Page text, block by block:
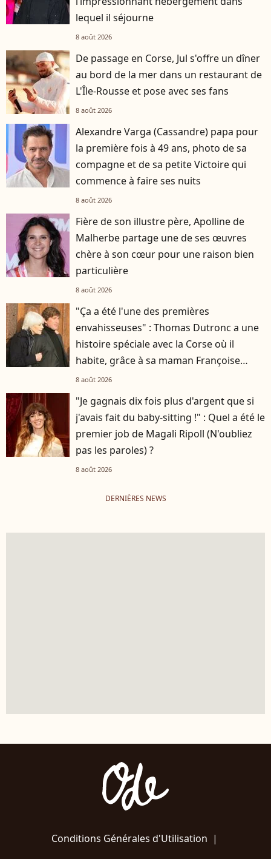
lequel il séjourne
8 août 2026
De passage en Corse, Jul s'offre un dîner
au bord de la mer dans un restaurant de
L'Île-Rousse et pose avec ses fans
8 août 2026
Alexandre Varga (Cassandre) papa pour
la première fois à 49 ans, photo de sa
compagne et de sa petite Victoire qui
commence à faire ses nuits
8 août 2026
Fière de son illustre père, Apolline de
Malherbe partage une de ses œuvres
chère à son cœur pour une raison bien
particulière
8 août 2026
"Ça a été l'une des premières
envahisseuses" : Thomas Dutronc a une
histoire spéciale avec la Corse où il
habite, grâce à sa maman Françoise
Hardy
8 août 2026
"Je gagnais dix fois plus d'argent que si
j'avais fait du baby-sitting !" : Quel a été le
premier job de Magali Ripoll (N'oubliez
pas les paroles) ?
8 août 2026
DERNIÈRES NEWS
Conditions Générales d'Utilisation |